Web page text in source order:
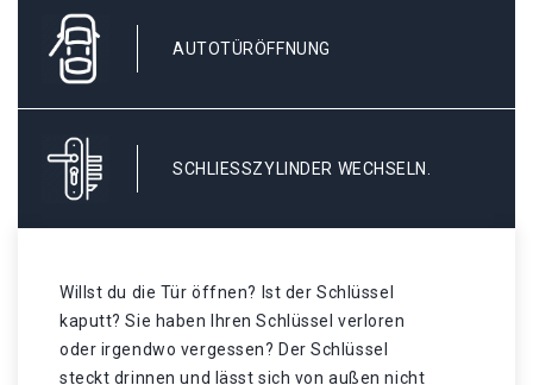
AUTOTÜRÖFFNUNG
SCHLIESSZYLINDER WECHSELN.
Willst du die Tür öffnen? Ist der Schlüssel
kaputt? Sie haben Ihren Schlüssel verloren
oder irgendwo vergessen? Der Schlüssel
steckt drinnen und lässt sich von außen nicht